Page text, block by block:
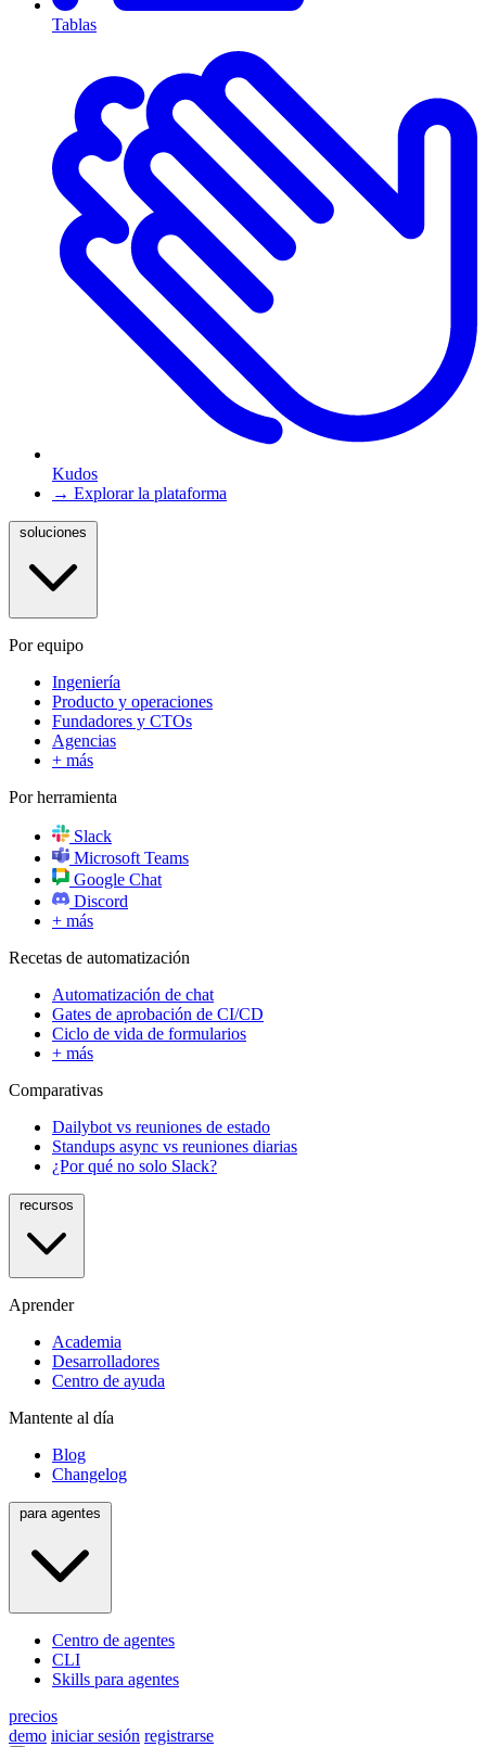
Tablas
Kudos
→ Explorar la plataforma
Por equipo
Ingeniería
Producto y operaciones
Fundadores y CTOs
Agencias
+ más
Por herramienta
Slack
Microsoft Teams
Google Chat
Discord
+ más
Recetas de automatización
Automatización de chat
Gates de aprobación de CI/CD
Ciclo de vida de formularios
+ más
Comparativas
Dailybot vs reuniones de estado
Standups async vs reuniones diarias
¿Por qué no solo Slack?
Aprender
Academia
Desarrolladores
Centro de ayuda
Mantente al día
Blog
Changelog
Centro de agentes
CLI
Skills para agentes
precios
demo iniciar sesión registrarse